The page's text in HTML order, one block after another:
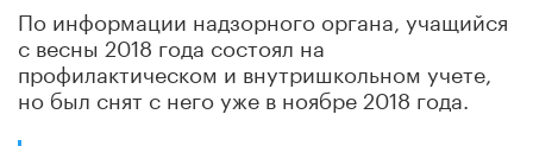
По информации надзорного органа, учащийся
с весны 2018 года состоял на
профилактическом и внутришкольном учете,
но был снят с него уже в ноябре 2018 года.